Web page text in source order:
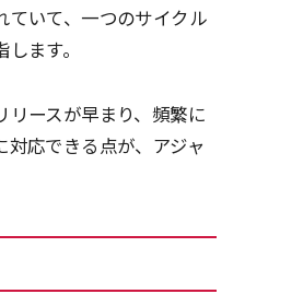
ていて、一つのサイクル
ます。
リースが早まり、頻繁に
応できる点が、アジャ